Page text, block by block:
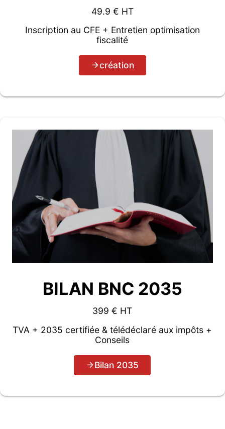
49.9 € HT
Inscription au CFE + Entretien optimisation
fiscalité
création
BILAN BNC 2035
399 € HT
TVA + 2035 certifiée & télédéclaré aux impôts +
Conseils
Bilan 2035